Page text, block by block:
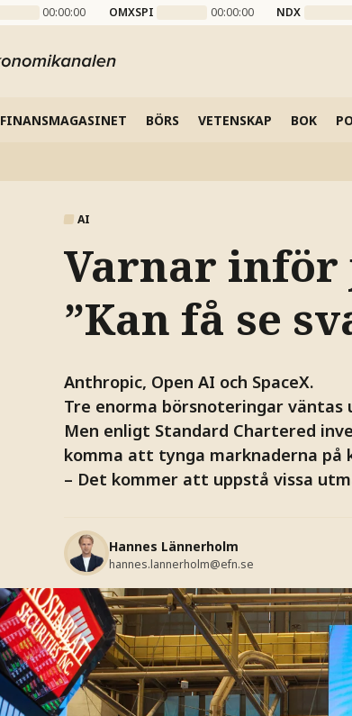
00:00:00 OMXSPI 00:00:00 NDX
FINANSMAGASINET BÖRS VETENSKAP BOK
AI
Varnar inför
”Kan få se
Anthropic, Open AI och SpaceX.
Tre enorma börsnoteringar väntas
Men enligt Standard Chartered
komma att tynga marknaderna på
– Det kommer att uppstå vissa
Hannes Lännerholm
hannes.lannerholm@efn.se